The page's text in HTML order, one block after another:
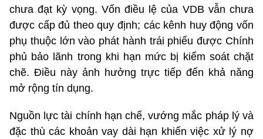
chưa đạt kỳ vọng. Vốn điều lệ của VDB vẫn chưa
được cấp đủ theo quy định; các kênh huy động vốn
phụ thuộc lớn vào phát hành trái phiếu được Chính
phủ bảo lãnh trong khi hạn mức bị kiểm soát chặt
chẽ. Điều này ảnh hưởng trực tiếp đến khả năng
mở rộng tín dụng.
Nguồn lực tài chính hạn chế, vướng mắc pháp lý và
đặc thù các khoản vay dài hạn khiến việc xử lý nợ